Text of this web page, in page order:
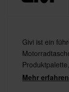
Givi ist ein
Satteltaschen
Mehr erfahren